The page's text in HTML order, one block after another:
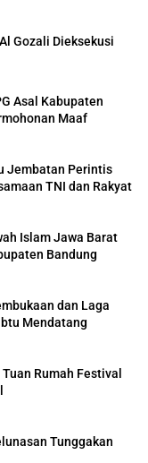
Gozali Dieksekusi
Asal Kabupaten
Maaf
Jembatan Perintis
TNI dan Rakyat
Islam Jawa Barat
Bandung
dan Laga
Mendatang
Rumah Festival
Tunggakan